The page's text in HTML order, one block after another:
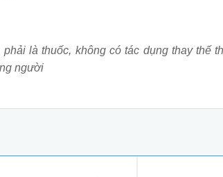
là thuốc, không có tác dụng thay thế
người